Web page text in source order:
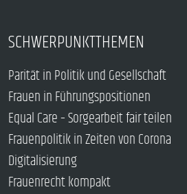
SCHWERPUNKTTHEMEN
Parität in Politik und Gesellschaft
Frauen in Führungspositionen
Equal Care – Sorgearbeit fair teilen
Frauenpolitik in Zeiten von Corona
Digitalisierung
Frauenrecht kompakt